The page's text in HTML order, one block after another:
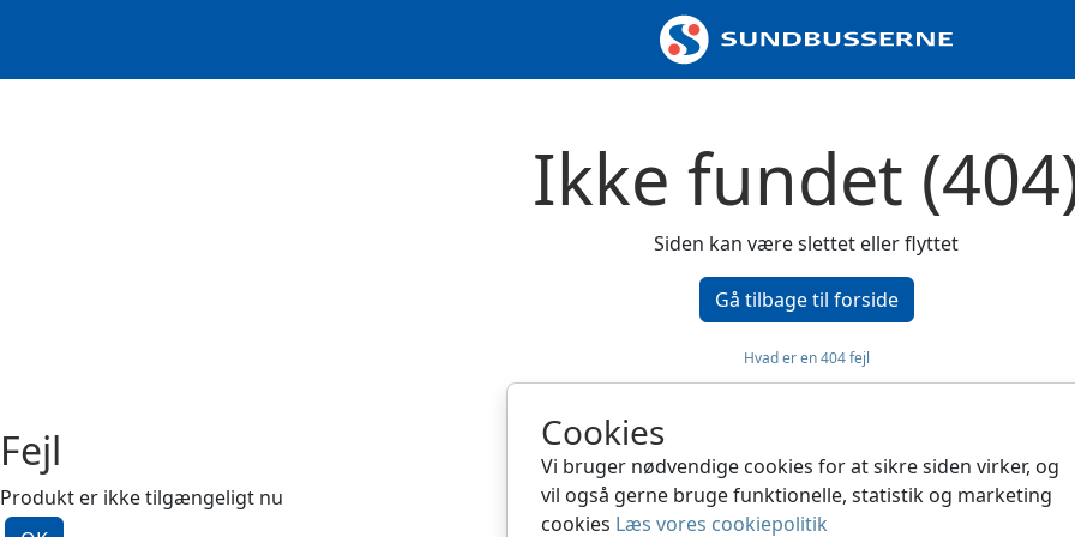
Cookies
Vi bruger nødvendige cookies for at sikre siden virker, og
vil også gerne bruge funktionelle, statistik og marketing
cookies Læs vores cookiepolitik
Ikke fundet
Siden kan være slettet eller flyttet
Gå tilbage til forside
Hvad er en 404 fejl
Fejl
Produkt er ikke tilgængeligt nu